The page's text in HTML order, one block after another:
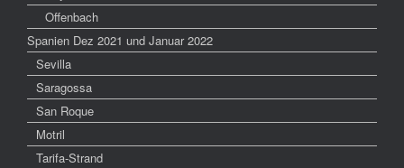
Offenbach
Spanien Dez 2021 und Januar 2022
Sevilla
Saragossa
San Roque
Motril
Tarifa-Strand